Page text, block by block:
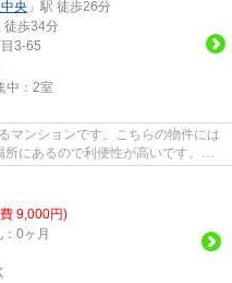
央 」駅 徒歩26分
徒歩34分
目3-65
： 2室
マンションです。こちらの物件には
にあるので利便性が高いです。徒
9,000円)
0ヶ月